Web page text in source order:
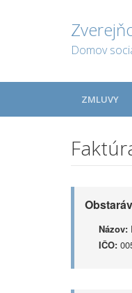
Domov
ZMLUVY
Názov:
IČO: